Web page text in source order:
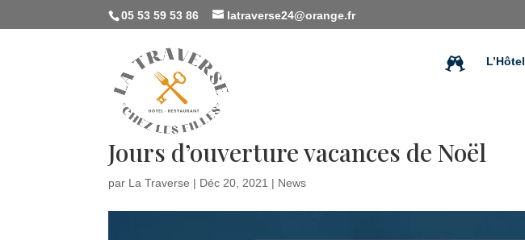
05 53 59 53 86 latraverse24@orange.fr
L’Hôtel
Jours d’ouverture vacances de Noël
par La Traverse | Déc 20, 2021 | News